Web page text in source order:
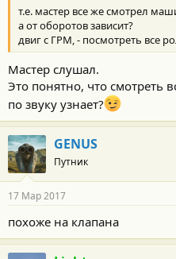
т.е. мастер все же смотрел
а от оборотов зависит?
двиг с ГРМ, - посмотреть все
Мастер слушал.
Это понятно, что смотреть
по звуку узнает?
GENUS
Путник
17 Мар 2017
похоже на клапана